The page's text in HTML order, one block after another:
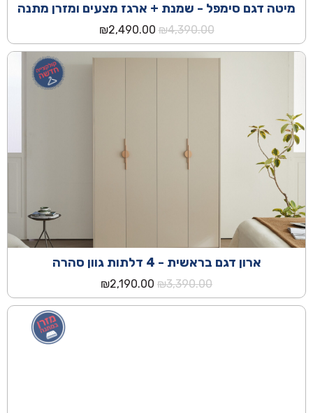
מיטה דגם סימפל - שמנת + ארגז מצעים ומזרן מתנה
₪4,390.00
המחיר
המקורי
היה:
₪2,490.00
הנוכחי
הוא:
₪2,490.00.
ארון דגם בראשית - 4 דלתות גוון סהרה
₪3,390.00
המחיר
המקורי
היה:
₪2,190.00
הנוכחי
הוא:
₪2,190.00.